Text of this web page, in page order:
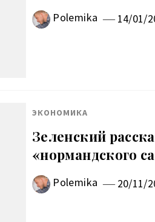
Polemika 14/01/
ЭКОНОМИКА
Зеленский
«нормандского
Polemika 20/11/